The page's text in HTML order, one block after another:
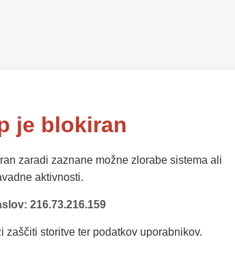
je blokiran
zaradi zaznane možne zlorabe sistema ali
aktivnosti.
216.73.216.159
zaščiti storitve ter podatkov uporabnikov.